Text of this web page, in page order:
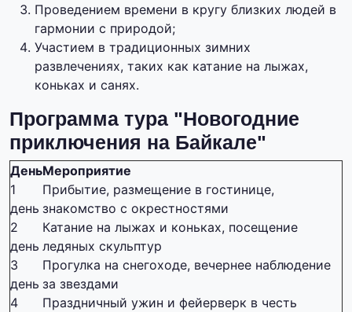
Проведением времени в кругу близких людей в
гармонии с природой;
Участием в традиционных зимних
развлечениях, таких как катание на лыжах,
коньках и санях.
Программа тура "Новогодние
приключения на Байкале"
ДеньМероприятие
1
день
Прибытие, размещение в гостинице,
знакомство с окрестностями
2
день
Катание на лыжах и коньках, посещение
ледяных скульптур
3
день
Прогулка на снегоходе, вечернее наблюдение
за звездами
4
Праздничный ужин и фейерверк в честь